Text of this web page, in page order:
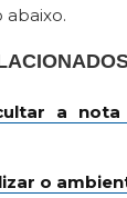
a
o